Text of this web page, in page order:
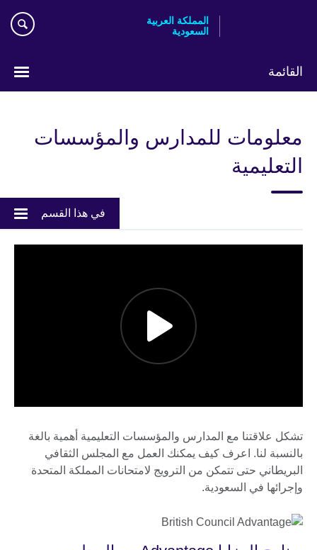
المملكة العربية
السعودية
القائمة
معلومات للمدارس والمؤسسات
التعليمية
في هذا القسم
تشكل علاقتنا مع المدارس والمؤسسات التعليمية أهمية بالغة
بالنسبة لنا. اعرف كيف يمكنك العمل مع المجلس الثقافي
البريطاني حتى تتمكن من الترويج لامتحانات المملكة المتحدة
وإجرائها في السعودية.